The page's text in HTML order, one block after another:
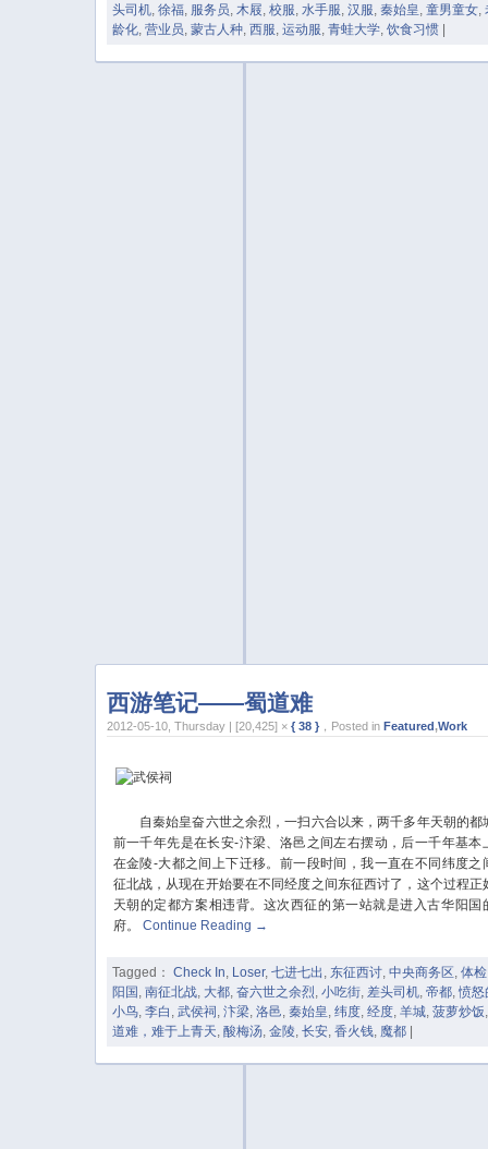
头司机,徐福, 服务员,木屐,校服,水手服,汉服,秦始皇,童男童女,
龄化,营业员,蒙古人种,西服,运动服,青蛙大学,饮食习惯
西游笔记——蜀道难
2012-05-10, Thursday | [20,425] ×{ 38 } ，Posted inFeatured,Work
自秦始皇奋六世之余烈，一扫六合以来，两千多年天朝的都
前一千年先是在长安-汴梁、洛邑之间左右摆动，后一千年基本
在金陵-大都之间上下迁移。前一段时间，我一直在不同纬度之
征北战，从现在开始要在不同经度之间东征西讨了，这个过程正
天朝的定都方案相违背。这次西征的第一站就是进入古华阳国
府。
Continue Reading →
Tagged： Check In, Loser,七进七出 , 东征西讨,中央商务区,体检
阳国 ,南征北战, 大都,奋六世之余烈,小吃街, 差头司机,帝都,愤怒
小鸟,李白 ,武侯祠 ,汴梁,洛邑,秦始皇,纬度,经度,羊城,菠萝炒饭
道难，难于上青天,酸梅汤,金陵,长安,香火钱, 魔都